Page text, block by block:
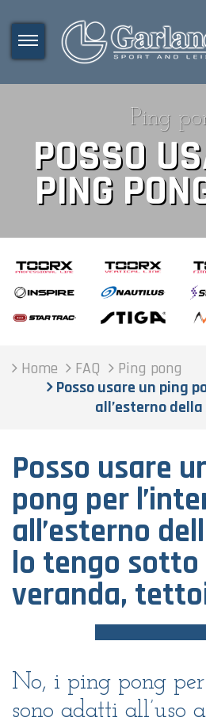
Ping
POSSO
PING
Home FAQ
Ping pong
Posso usare un ping
all’esterno della
Posso usare
pong per
all’esterno
lo tengo sotto
veranda,
No, i ping pong
sono adatti all’uso